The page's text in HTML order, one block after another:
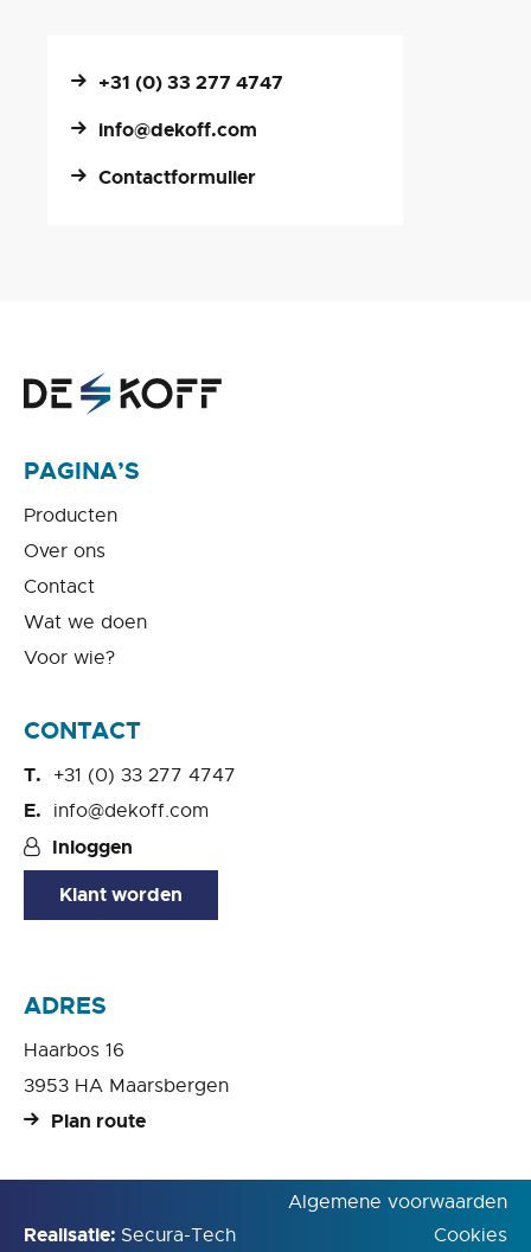
+31 (0) 33 277 4747
info@dekoff.com
Contactformulier
PAGINA’S
Producten
Over ons
Contact
Wat we doen
Voor wie?
CONTACT
+31 (0) 33 277 4747
info@dekoff.com
Inloggen
Klant worden
ADRES
Haarbos 16
3953 HA Maarsbergen
Plan route
Realisatie: Secura-Tech
Algemene voorwaarden
Cookies